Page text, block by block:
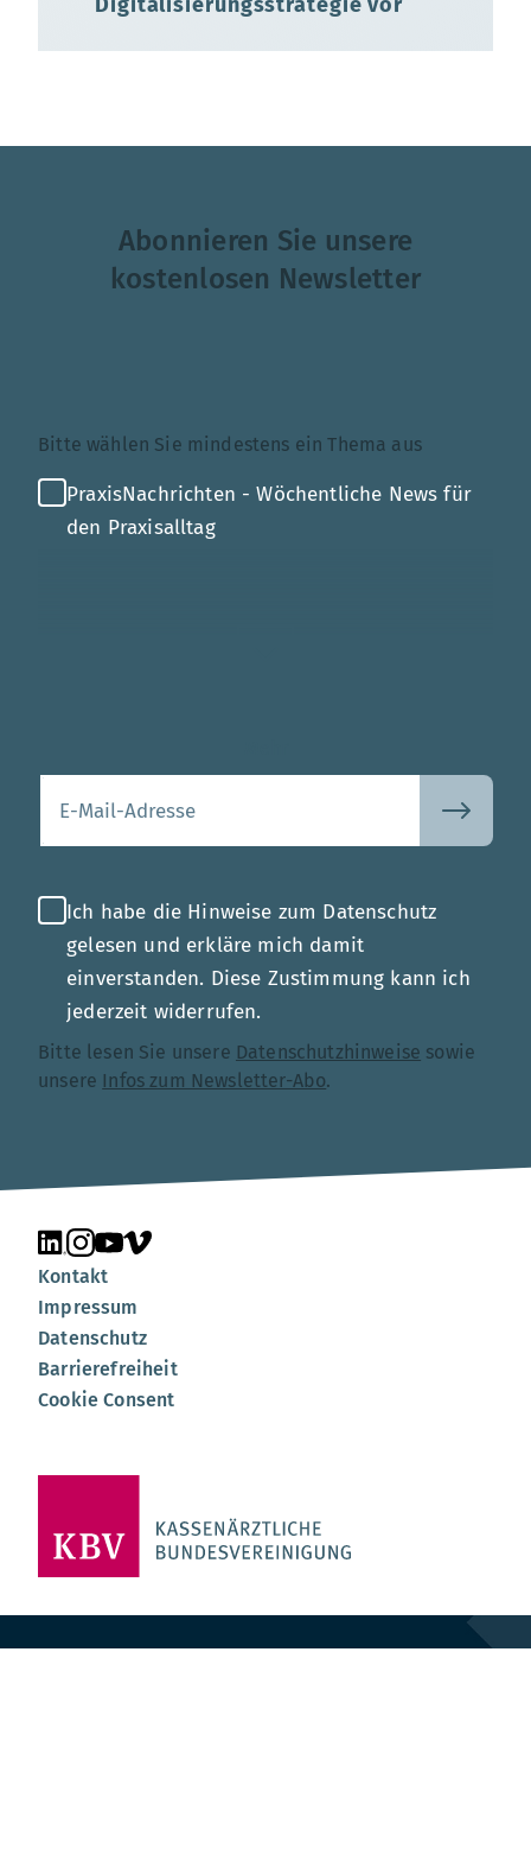
Abonnieren Sie unsere
kostenlosen Newsletter
Bitte wählen Sie mindestens ein Thema aus
PraxisNachrichten - Wöchentliche News für
den Praxisalltag
Ich habe die Hinweise zum Datenschutz
gelesen und erkläre mich damit
einverstanden. Diese Zustimmung kann ich
jederzeit widerrufen.
Bitte lesen Sie unsere Datenschutzhinweise sowie
unsere Infos zum Newsletter-Abo.
Unsere Seite auf LinkedIn
Unsere Seite auf Instagram
Unsere Seite auf YouTube
Unsere Seite auf Vimeo
Kontakt
Impressum
Datenschutz
Barrierefreiheit
Cookie Consent